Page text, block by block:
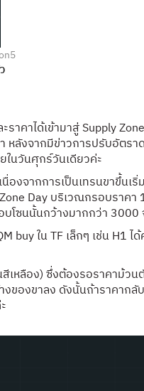
คาได้เข้ามาสู่ Supply
หลังจากมีข่าวการปรับอัตรา
นวันศุกร์วันเดียวค่ะ
งจากการเป็นเทรนขาขึ้นเริ่
Day บริเวณกรอบราค
บโซนนั้นกว้างมากกว่า 3000
ใน TF เล็กๆ เช่น H1 ไ
เหลือง) ซึ่งต้องรอราคาม้ว
งของขาลง ดังนั้นถ้าราคากลั